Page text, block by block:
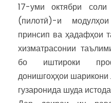
17-уми октябри
(пилотӣ)-и
принсип ва ҳадафҳои
хизматрасонии
бо иштироки
донишгоҳҳои
гузаронида шуда